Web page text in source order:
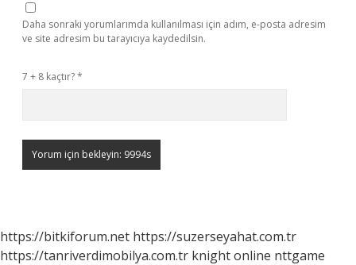
Daha sonraki yorumlarımda kullanılması için adım, e-posta adresim
ve site adresim bu tarayıcıya kaydedilsin.
7 + 8 kaçtır?*
https://bitkiforum.net https://suzerseyahat.com.tr
https://tanriverdimobilya.com.tr knight online nttgame